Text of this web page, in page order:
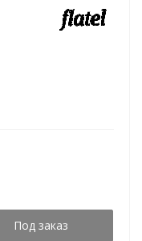
Под заказ